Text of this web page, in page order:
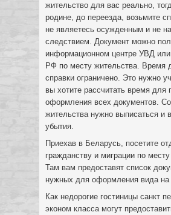
жительство для вас реально,
родине, до переезда, возьмите
не являетесь осужденным и не
следствием. Документ можно
информационном центре УВД
РФ по месту жительства. Время
справки ограничено. Это нужно
вы хотите рассчитать время для
оформления всех документов. Со
жительства нужно выписаться и
убытия.
Приехав в Беларусь, посетите
гражданству и миграции по
Там вам предоставят список
нужных для оформления вида на
Как недорогие гостиницы санкт
эконом класса могут